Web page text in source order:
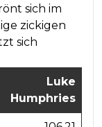
sich im
zickigen
sich
Luke
Humphries